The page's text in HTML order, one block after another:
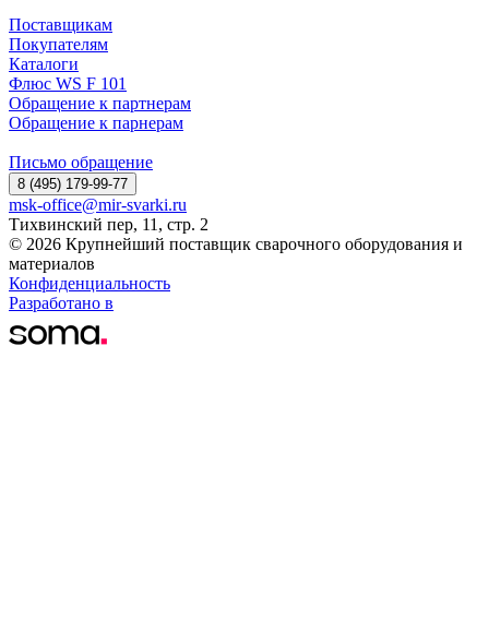
Поставщикам
Покупателям
Каталоги
Флюс WS F 101
Обращение к партнерам
Обращение к парнерам
Письмо обращение
8 (495) 179-99-77
msk-office@mir-svarki.ru
Тихвинский пер, 11, стр. 2
© 2026 Крупнейший поставщик сварочного оборудования и
материалов
Конфиденциальность
Разработано в